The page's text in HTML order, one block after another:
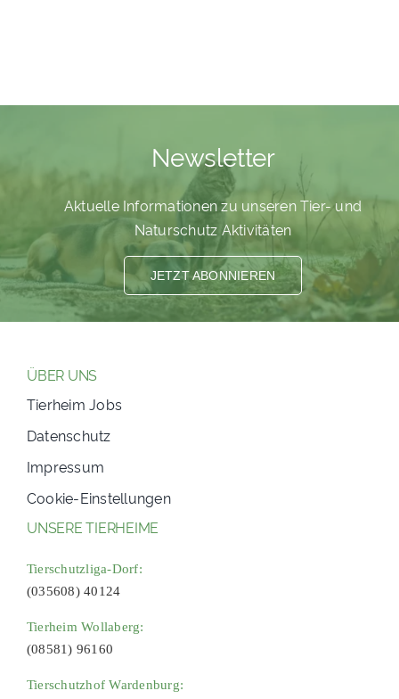
Newsletter
Aktuelle Informationen zu unseren Tier- und
Naturschutz Aktivitäten
JETZT ABONNIEREN
ÜBER UNS
Tierheim Jobs
Datenschutz
Impressum
Cookie-Einstellungen
UNSERE TIERHEIME
Tierschutzliga-Dorf:
(035608) 40124
Tierheim Wollaberg:
(08581) 96160
Tierschutzhof Wardenburg: